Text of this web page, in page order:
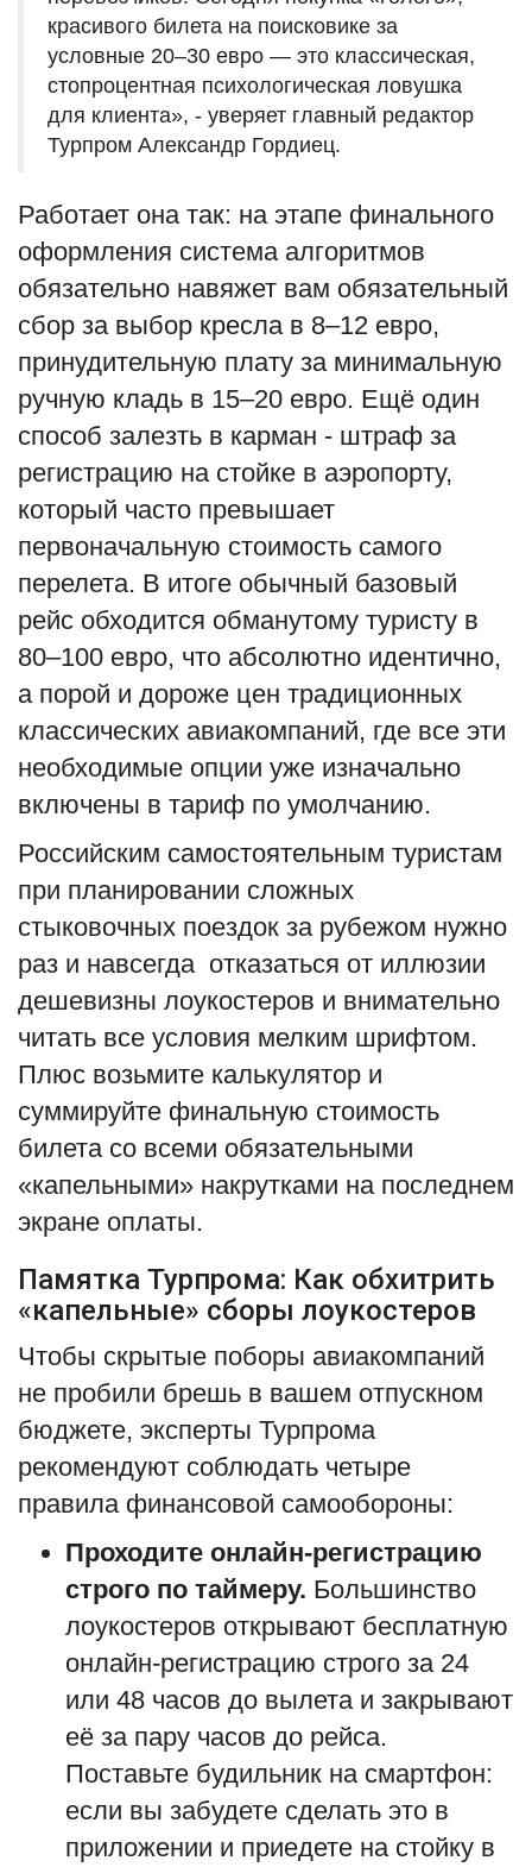
красивого билета на поисковике за
условные 20–30 евро — это классическая,
стопроцентная психологическая ловушка
для клиента», - уверяет главный редактор
Турпром Александр Гордиец.
Работает она так: на этапе финального
оформления система алгоритмов
обязательно навяжет вам обязательный
сбор за выбор кресла в 8–12 евро,
принудительную плату за минимальную
ручную кладь в 15–20 евро. Ещё один
способ залезть в карман - штраф за
регистрацию на стойке в аэропорту,
который часто превышает
первоначальную стоимость самого
перелета. В итоге обычный базовый
рейс обходится обманутому туристу в
80–100 евро, что абсолютно идентично,
а порой и дороже цен традиционных
классических авиакомпаний, где все эти
необходимые опции уже изначально
включены в тариф по умолчанию.
Российским самостоятельным туристам
при планировании сложных
стыковочных поездок за рубежом нужно
раз и навсегда отказаться от иллюзии
дешевизны лоукостеров и внимательно
читать все условия мелким шрифтом.
Плюс возьмите калькулятор и
суммируйте финальную стоимость
билета со всеми обязательными
«капельными» накрутками на последнем
экране оплаты.
Памятка Турпрома: Как обхитрить
«капельные» сборы лоукостеров
Чтобы скрытые поборы авиакомпаний
не пробили брешь в вашем отпускном
бюджете, эксперты Турпрома
рекомендуют соблюдать четыре
правила финансовой самообороны:
Проходите онлайн-регистрацию
строго по таймеру. Большинство
лоукостеров открывают бесплатную
онлайн-регистрацию строго за 24
или 48 часов до вылета и закрывают
её за пару часов до рейса.
Поставьте будильник на смартфон:
если вы забудете сделать это в
приложении и приедете на стойку в